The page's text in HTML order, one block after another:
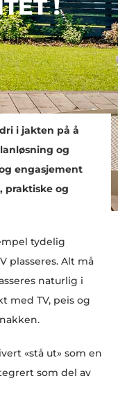
!
i jakten på å
og
engasjement
praktiske og
tydelig
plasseres. Alt må
naturlig i
med TV, peis og
«stå ut» som en
som del av